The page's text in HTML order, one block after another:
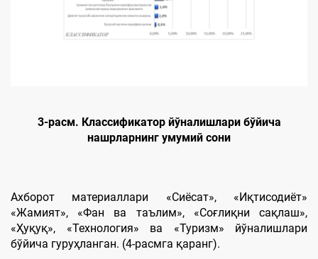
3-расм. Классификатор йўналишлари бўйича
нашрларнинг умумий сони
Ахборот материаллари «Сиёсат», «Иқтисодиёт»
«Жамият», «Фан ва таълим», «Соғлиқни сақлаш»,
«Ҳуқуқ», «Технология» ва «Туризм» йўналишлари
бўйича гуруҳланган. (4-расмга қаранг).